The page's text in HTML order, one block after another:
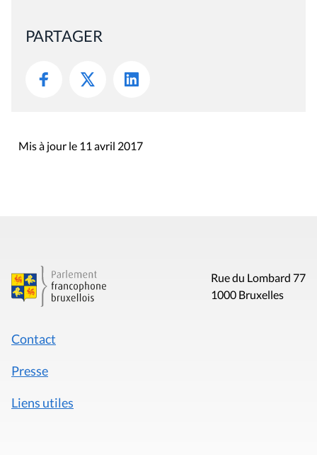
PARTAGER
Mis à jour le 11 avril 2017
Rue du Lombard 77
1000 Bruxelles
Contact
Presse
Liens utiles